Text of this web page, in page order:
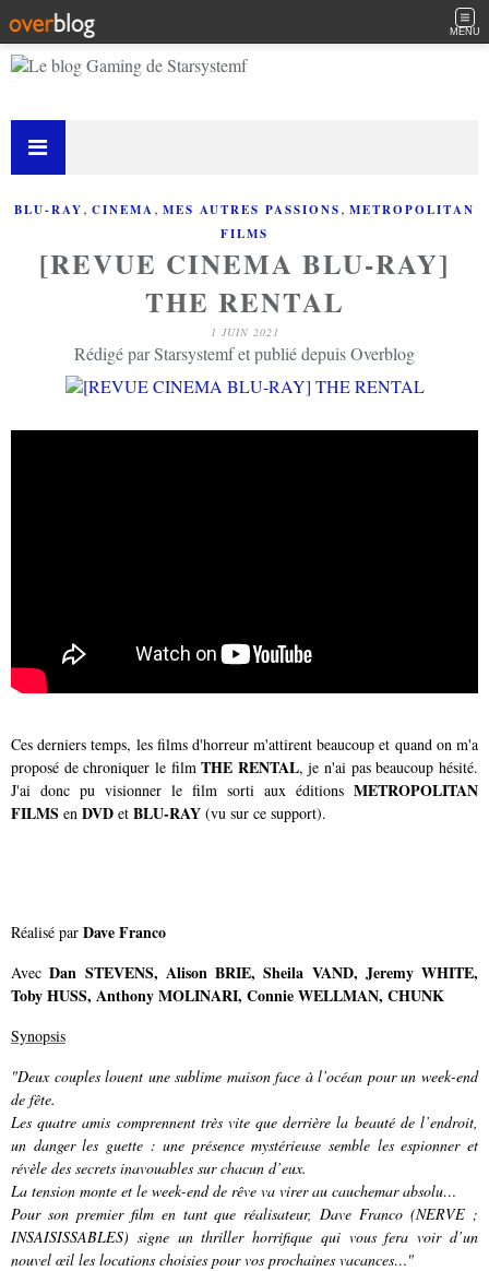
MENU
BLU-RAY, CINEMA, MES AUTRES PASSIONS, METROPOLITAN
FILMS
[REVUE CINEMA BLU-RAY]
THE RENTAL
1 JUIN 2021
Rédigé par Starsystemf et publié depuis Overblog
Ces derniers temps, les films d'horreur m'attirent beaucoup et quand on m'a
proposé de chroniquer le filmTHE RENTAL, je n'ai pas beaucoup hésité.
J'ai donc pu visionner le film sorti aux éditions METROPOLITAN
FILMS en DVD et BLU-RAY (vu sur ce support).
Réalisé par Dave Franco
Avec Dan STEVENS, Alison BRIE,Sheila VAND, Jeremy WHITE,
Toby HUSS, Anthony MOLINARI, Connie WELLMAN, CHUNK
Synopsis
"Deux couples louent une sublime maison face à l’océan pour un week-end
de fête.
Les quatre amis comprennent très vite que derrière la beauté de l’endroit,
un danger les guette : une présence mystérieuse semble les espionner et
révèle des secrets inavouables sur chacun d’eux.
La tension monte et le week-end de rêve va virer au cauchemar absolu…
Pour son premier film en tant que réalisateur, Dave Franco (NERVE ;
INSAISISSABLES) signe un thriller horrifique qui vous fera voir d’un
nouvel œil les locations choisies pour vos prochaines vacances…"